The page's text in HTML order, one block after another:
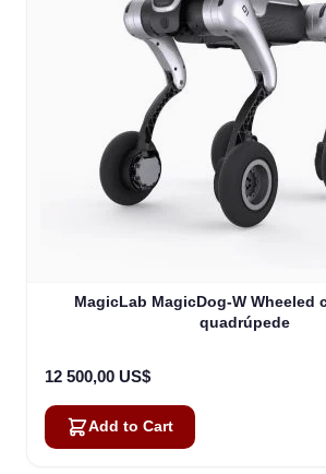
MagicLab MagicDog-W Wheeled
quadrúpede
12 500,00 US$
Add to Cart